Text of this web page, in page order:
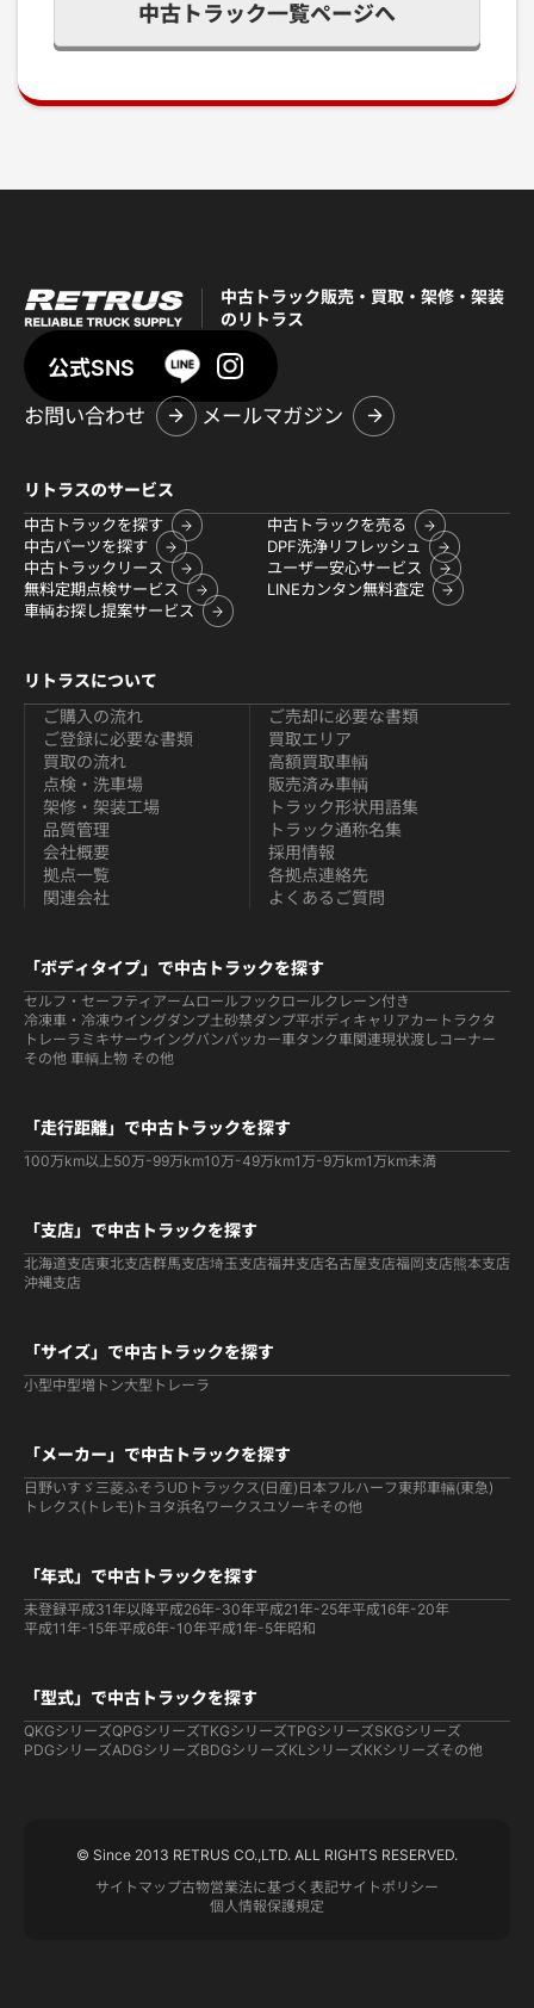
中古トラック一覧ページへ
中古トラック販売・買取・架修・架装
のリトラス
公式SNS
お問い合わせ
メールマガジン
リトラスのサービス
中古トラックを探す
中古トラックを売る
中古パーツを探す
DPF洗浄リフレッシュ
中古トラックリース
ユーザー安心サービス
無料定期点検サービス
LINEカンタン無料査定
車輌お探し提案サービス
リトラスについて
ご購入の流れ
ご登録に必要な書類
買取の流れ
ご売却に必要な書類
買取エリア
高額買取車輌
点検・洗車場
架修・架装工場
品質管理
販売済み車輌
トラック形状用語集
トラック通称名集
会社概要
拠点一覧
関連会社
採用情報
各拠点連絡先
よくあるご質問
「ボディタイプ」で中古トラックを探す
セルフ・セーフティ アームロールフックロールクレーン付き
冷凍車・冷凍ウイングダンプ土砂禁ダンプ平ボディ キャリアカー トラクタ
トレーラ ミキサーウイングバンパッカー車タンク車関連現状渡しコーナー
その他 車輌上物 その他
「走行距離」で中古トラックを探す
100万km以上50万-99万km10万-49万km1万-9万km1万km未満
「支店」で中古トラックを探す
北海道支店東北支店群馬支店埼玉支店福井支店名古屋支店福岡支店熊本支店
沖縄支店
「サイズ」で中古トラックを探す
小型中型増トン大型 トレーラ
「メーカー」で中古トラックを探す
日野いすゞ 三菱ふそう UDトラックス(日産) 日本フルハーフ 東邦車輛(東急)
トレクス(トレモ) トヨタ浜名ワークスユソーキその他
「年式」で中古トラックを探す
未登録平成31年以降平成26年-30年平成21年-25年平成16年-20年
平成11年-15年平成6年-10年平成1年-5年昭和
「型式」で中古トラックを探す
QKGシリーズQPGシリーズTKGシリーズTPGシリーズSKGシリーズ
PDGシリーズADGシリーズBDGシリーズKLシリーズKKシリーズその他
© Since 2013 RETRUS CO.,LTD. ALL RIGHTS RESERVED.
サイトマップ古物営業法に基づく表記サイトポリシー
個人情報保護規定